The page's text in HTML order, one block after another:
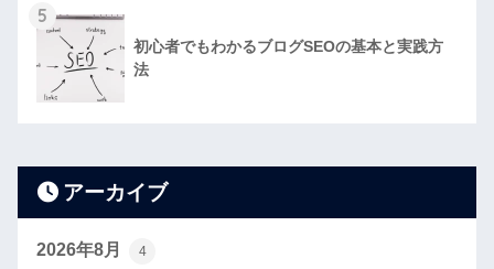
5
初心者でもわかるブログSEOの基本と実践方
法
アーカイブ
2026年8月 4